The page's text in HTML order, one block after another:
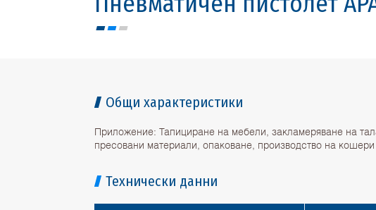
Общи характеристики
Приложение: Тапициране на мебели, закламеряване на
пресовани материали, опаковане, производство на
Технически данни